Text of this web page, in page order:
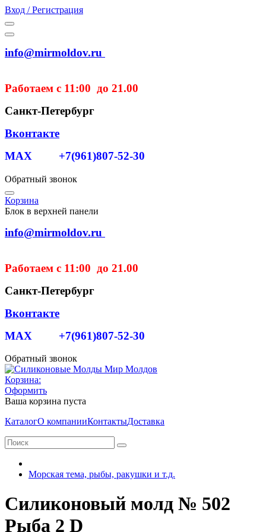
Вход / Регистрация
info@mirmoldov.ru
Работаем с 11:00 до 21.00
Санкт-Петербург
Вконтакте
MAX +7(961)807-52-30
Обратный звонок
Корзина
Блок в верхней панели
info@mirmoldov.ru
Работаем с 11:00 до 21.00
Санкт-Петербург
Вконтакте
MAX +7(961)807-52-30
Обратный звонок
Корзина:
Оформить
Ваша корзина пуста
КаталогО компанииКонтактыДоставка
Морская тема, рыбы, ракушки и т.д.
Силиконовый молд № 502
Рыба 2 D